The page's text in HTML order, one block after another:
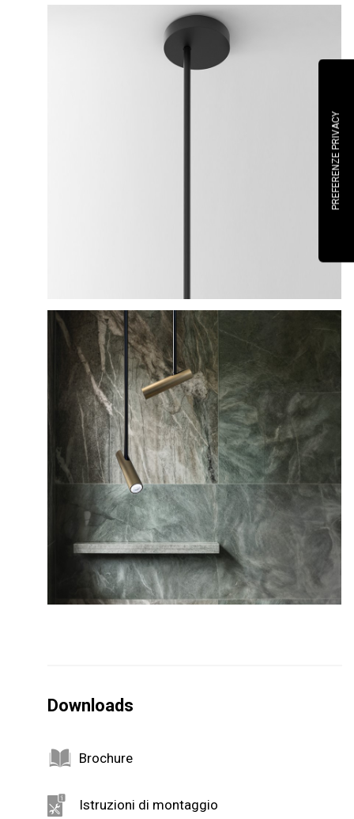
Downloads
Brochure
Istruzioni di montaggio